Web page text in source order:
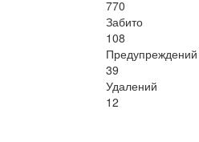
770
Забито
108
Предупреждений
39
Удалений
12